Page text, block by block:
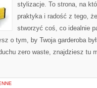
stylizacje. To strona, na
praktyka i radość z tego,
stworzyć coś, co idealnie
o tym, by Twoja garderoba
zero waste, znajdziesz tu